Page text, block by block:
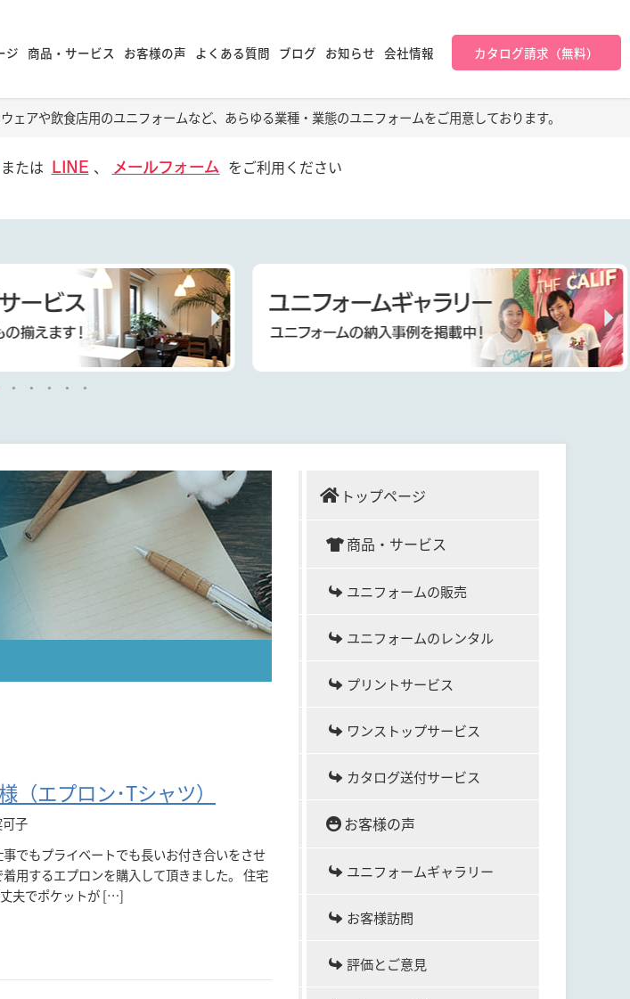
ジ 商品・サービス お客様の声 よくある質問 ブログ お知らせ 会社情報 カタログ請求（無料）
アや飲食店用のユニフォームなど、あらゆる業種・業態のユニフォームをご用意しております。
または LINE 、 メールフォーム をご利用ください
（エプロン･Tシャツ）
子
でもプライベートでも長いお付き合いをさせ
用するエプロンを購入して頂きました。 住宅
夫でポケットが […]
トップページ
商品・サービス
ユニフォームの販売
ユニフォームのレンタル
プリントサービス
ワンストップサービス
カタログ送付サービス
お客様の声
ユニフォームギャラリー
お客様訪問
評価とご意見